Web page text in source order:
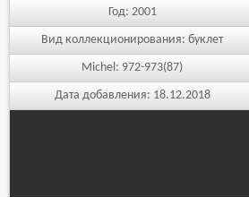
Год: 2001
Вид коллекционирования:буклет
Michel: 972-973(87)
Дата добавления: 18.12.2018